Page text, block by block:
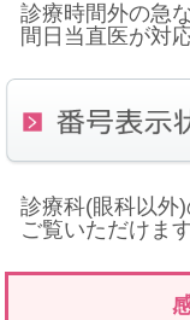
診療時間外の急
間日当直医が対
診療科(眼科以外
ご覧いただけま